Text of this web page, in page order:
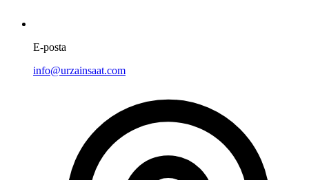
E-posta
info@urzainsaat.com